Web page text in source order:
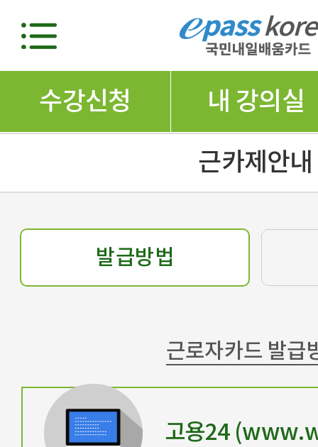
수강신청
내 강의실
근카제안내
발급방법
근로자카드 발급
고용24